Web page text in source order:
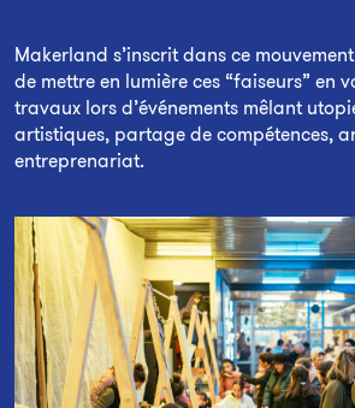
Makerland s’inscrit dans ce
de mettre en lumière ces “faiseurs” en
travaux lors d’événements mêlant
artistiques, partage de compétences,
entreprenariat.